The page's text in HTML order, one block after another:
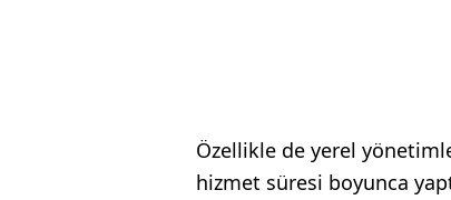
Özellikle de yerel
hizmet süresi boyunca